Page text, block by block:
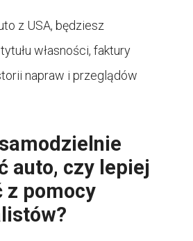
z USA, będziesz
własności, faktury
napraw i przeglądów
auto, czy lepiej
z pomocy